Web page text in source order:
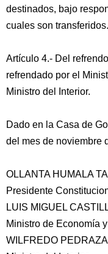
destinados, bajo
cuales son transferidos.
Artículo 4.- Del
refrendado por el
Ministro del Interior.
Dado en la Casa de
del mes de noviembre
OLLANTA HUMALA
Presidente
LUIS MIGUEL
Ministro de Economía
WILFREDO